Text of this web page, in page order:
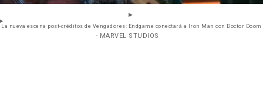
La nueva escena post-créditos de Vengadores: Endgame conectará a Iron Man con Doctor Doom
- MARVEL STUDIOS